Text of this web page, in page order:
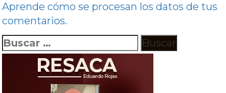
Aprende cómo se procesan los datos de tus
comentarios.
Buscar: